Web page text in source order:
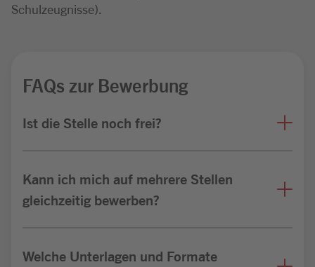
Schulzeugnisse).
FAQs zur Bewerbung
Ist die Stelle noch frei?
Kann ich mich auf mehrere Stellen
gleichzeitig bewerben?
Welche Unterlagen und Formate